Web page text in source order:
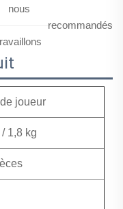
nous
recommandés
joueur
1,8 kg